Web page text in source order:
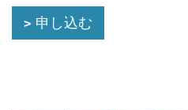
申し込む